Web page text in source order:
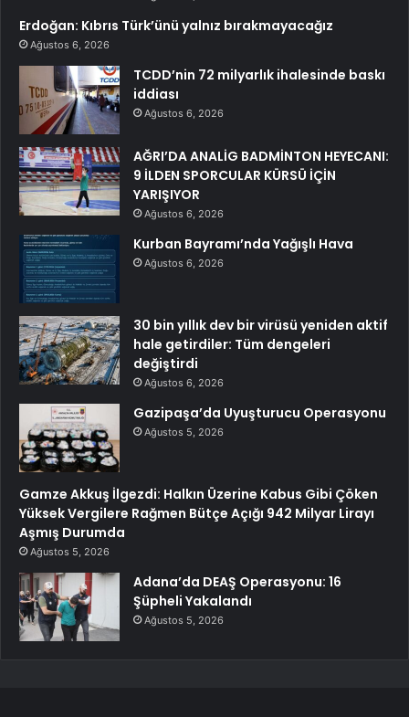
Erdoğan: Kıbrıs Türk’ünü yalnız bırakmayacağız
Ağustos 6, 2026
TCDD’nin 72 milyarlık ihalesinde baskı
iddiası
Ağustos 6, 2026
AĞRI’DA ANALİG BADMİNTON HEYECANI:
9 İLDEN SPORCULAR KÜRSÜ İÇİN
YARIŞIYOR
Ağustos 6, 2026
Kurban Bayramı’nda Yağışlı Hava
Ağustos 6, 2026
30 bin yıllık dev bir virüsü yeniden aktif
hale getirdiler: Tüm dengeleri
değiştirdi
Ağustos 6, 2026
Gazipaşa’da Uyuşturucu Operasyonu
Ağustos 5, 2026
Gamze Akkuş İlgezdi: Halkın Üzerine Kabus Gibi Çöken
Yüksek Vergilere Rağmen Bütçe Açığı 942 Milyar Lirayı
Aşmış Durumda
Ağustos 5, 2026
Adana’da DEAŞ Operasyonu: 16
Şüpheli Yakalandı
Ağustos 5, 2026